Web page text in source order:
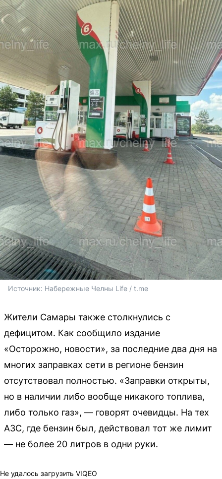
Источник: Набережные Челны Life / t.me
Жители Самары также столкнулись с
дефицитом. Как сообщило издание
«Осторожно, новости», за последние два дня на
многих заправках сети в регионе бензин
отсутствовал полностью. «Заправки открыты,
но в наличии либо вообще никакого топлива,
либо только газ», — говорят очевидцы. На тех
АЗС, где бензин был, действовал тот же лимит
— не более 20 литров в одни руки.
Не удалось загрузить VIQEO